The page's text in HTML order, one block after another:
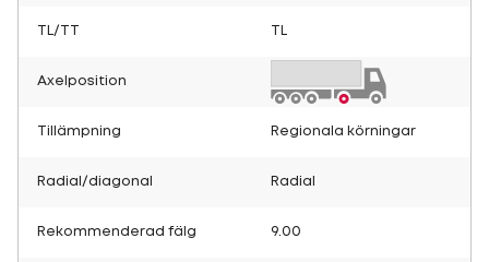
TL/TT
Axelposition
Tillämpning Regionala körningar
Radial/diagonal Radial
Rekommenderad fälg 9.00